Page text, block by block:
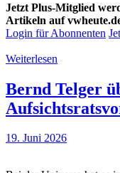
Jetzt Plus-Mitglied
Artikeln auf
Login für Abonnenten
Weiterlesen
Bernd Telger
19. Juni 2026